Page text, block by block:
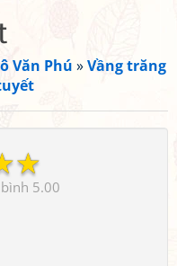
Văn Phú »Vầng trăng
☆
5.00